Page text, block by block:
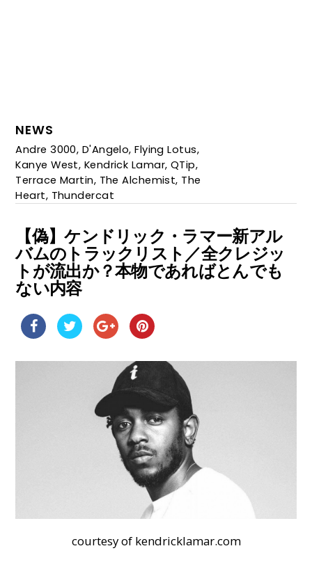
NEWS
Andre 3000, D'Angelo,Flying Lotus,
Kanye West, Kendrick Lamar, QTip,
Terrace Martin, The Alchemist, The
Heart, Thundercat
【偽】ケンドリック・ラマー新アル
バムのトラックリスト／全クレジッ
トが流出か？本物であればとんでも
ない内容
courtesy of kendricklamar.com